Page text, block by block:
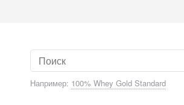
Например: 100% Whey Gold Standard